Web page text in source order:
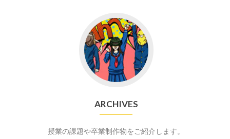
Go
to
Archives
ARCHIVES
授業の課題や卒業制作物をご紹介します。